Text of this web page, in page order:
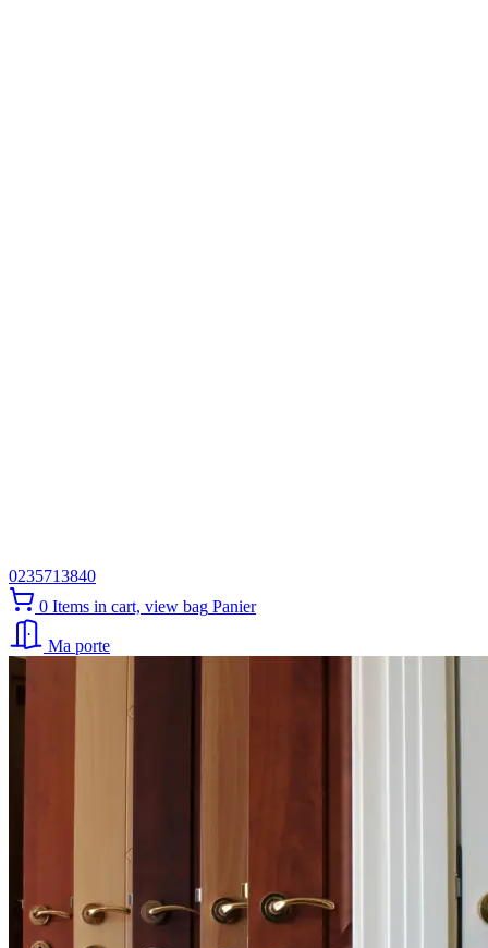
0235713840
0 Items in cart, view bag Panier
Ma porte